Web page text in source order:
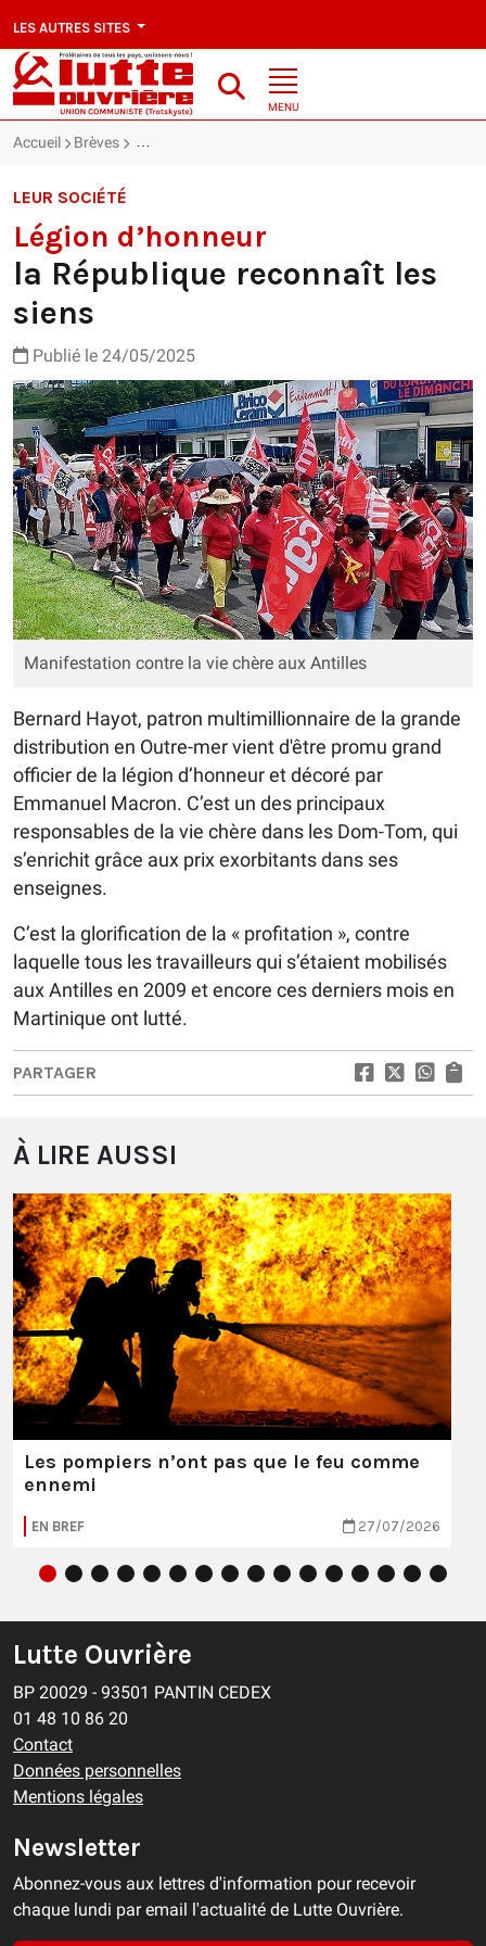
LES AUTRES SITES
MENU
Accueil Brèves Légion d’honneur : la République reconnaît les siens
LEUR SOCIÉTÉ
Légion d’honneur
la République reconnaît les
siens
Publié le 24/05/2025
Manifestation contre la vie chère aux Antilles
Bernard Hayot, patron multimillionnaire de la grande
distribution en Outre-mer vient d'être promu grand
officier de la légion d’honneur et décoré par
Emmanuel Macron. C’est un des principaux
responsables de la vie chère dans les Dom-Tom, qui
s’enrichit grâce aux prix exorbitants dans ses
enseignes.
​C’est la glorification de la « profitation », contre
laquelle tous les travailleurs qui s’étaient mobilisés
aux Antilles en 2009 et encore ces derniers mois en
Martinique ont lutté.
PARTAGER
À LIRE AUSSI
Les pompiers n’ont pas que le feu comme
ennemi
EN BREF 27/07/2026
Lutte Ouvrière
BP 20029 - 93501 PANTIN CEDEX
01 48 10 86 20
Contact
Données personnelles
Mentions légales
Newsletter
Abonnez-vous aux lettres d'information pour recevoir
chaque lundi par email l'actualité de Lutte Ouvrière.